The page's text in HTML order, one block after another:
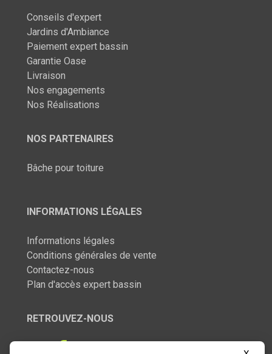
Conseils d'expert
Jardins d'Ambiance
Paiement expert bassin
Garantie Oase
Livraison
Nos engagements
Nos Réalisations
NOS PARTENAIRES
Bâche pour toiture
INFORMATIONS LÉGALES
Informations légales
Conditions générales de vente
Contactez-nous
Plan d'accès expert bassin
RETROUVEZ-NOUS